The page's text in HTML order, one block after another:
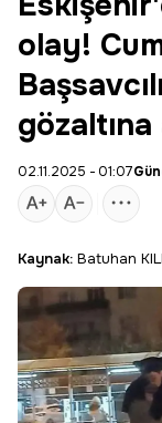
olay!
gözaltına
02.11.2025 - 01:07
Kaynak: Batuhan